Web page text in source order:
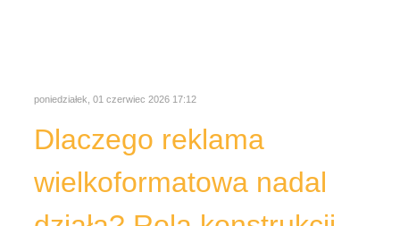
W ostatnich latach marketing internetowy
zdominował strategie promocyjne wielu firm.
Kampanie Google Ads, media społecznościowe,
SEO czy reklama wideo pozwalają szybko docierać
do potencjalnych klientów. Mimo tego największe